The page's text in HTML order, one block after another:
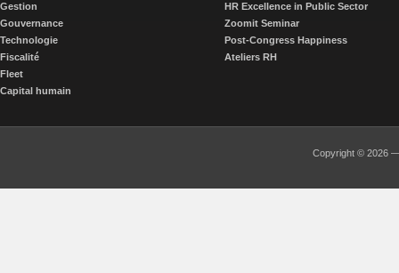
Gestion
Gouvernance
Technologie
Fiscalité
Fleet
Capital humain
HR Excellence in Public Sector
Zoomit Seminar
Post-Congress Happiness
Ateliers RH
Copyright © 2026